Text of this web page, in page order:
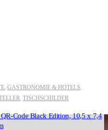
GASTRONOMIE & HOTELS
TISCHSCHILDER
Code Black Edition, 10,5 x 7,4